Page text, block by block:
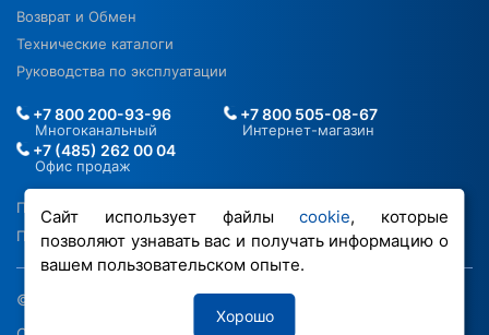
Сайт использует файлыcookie, которые
позволяют узнавать вас и получать информацию о
вашем пользовательском опыте.
Хорошо
Возврат и Обмен
Технические каталоги
Руководства по эксплуатации
Политика в отношении ПДН
Политика обработки файлов cookie
+7 800 200-93-96
Многоканальный
+7 800 505-08-67
Интернет-магазин
+7 (485) 262 00 04
Офис продаж
© 2026 ООО «РОВЕН-Регионы»